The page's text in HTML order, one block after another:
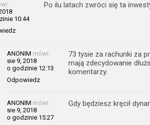
10:44
Po ilu latach zwróci się ta
ANONIM mówi:
sie 9, 2018
o godzinie 12:13
Odpowiedz
73 tysie za rachunki za
mają zdecydowanie
komentarzy.
ANONIM mówi:
sie 9, 2018
o godzinie 15:27
Gdy będziesz kręcił